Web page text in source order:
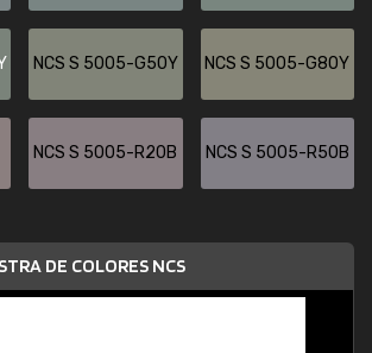
NCS S 5005-G50Y NCS S 5005-G80Y
NCS S 5005-R20B NCS S 5005-R50B
DE COLORES NCS